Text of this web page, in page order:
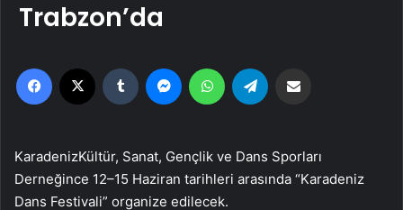
Trabzon’da
Facebook Tumblr MessengerWhatsApp
KaradenizKültür, Sanat, Gençlik ve Dans Sporları
Derneğince 12–15 Haziran tarihleri arasında “Karadeniz
Dans Festivali” organize edilecek.